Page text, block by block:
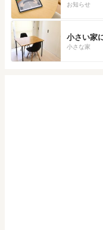
お知らせ
小さい家
小さな家